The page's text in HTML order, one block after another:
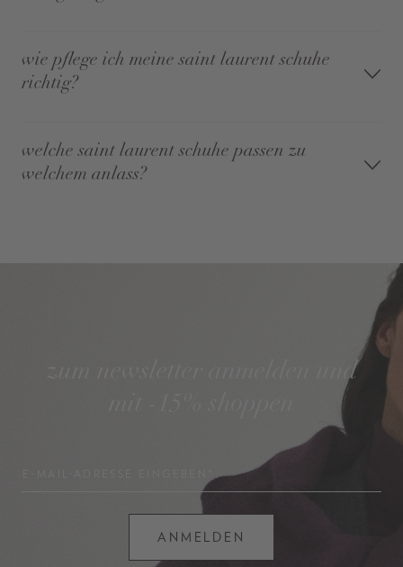
wie pflege ich meine saint laurent schuhe
richtig?
welche saint laurent schuhe passen zu
welchem anlass?
zum newsletter anmelden und
ANMELDEN